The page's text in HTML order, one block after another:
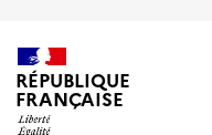
RÉPUBLIQUE
FRANÇAISE